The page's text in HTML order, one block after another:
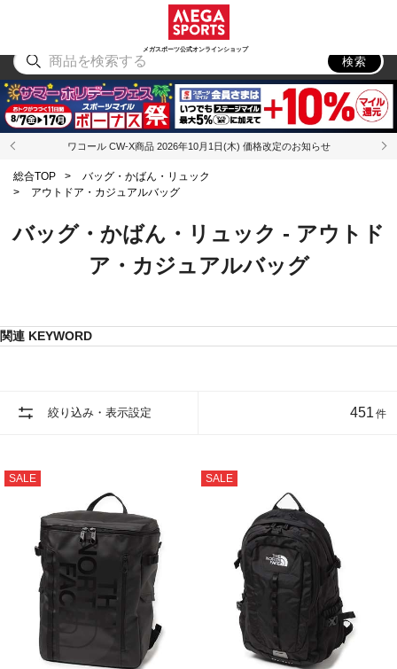
メガスポーツ公式オンラインショップ
アウトドア
検索
ワコール CW-X商品 2026年10月1日(木) 価格改定のお知らせ
総合TOP >
バッグ・かばん・リュック
>
アウトドア・カジュアルバッグ
バッグ・かばん・リュック - アウトド
ア・カジュアルバッグ
関連 KEYWORD
絞り込み・表示設定 451 件
SALE SALE